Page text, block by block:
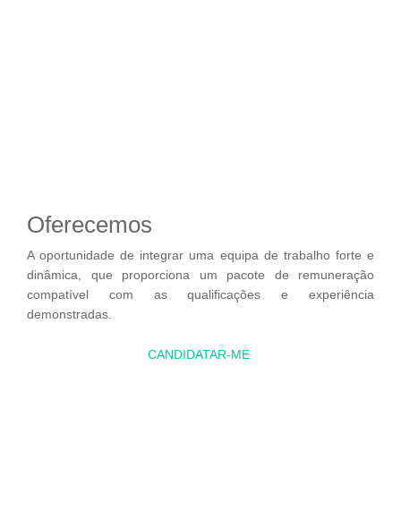
Oferecemos
A oportunidade de integrar uma equipa de trabalho forte e
dinâmica, que proporciona um pacote de remuneração
compatível com as qualificações e experiência
demonstradas.
CANDIDATAR-ME